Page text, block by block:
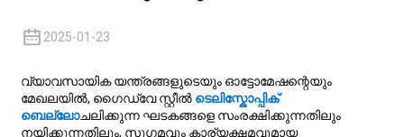
2025-01-23
വ്യാവസായിക യന്ത്രങ്ങളുടെയും ഓട്ടോമേഷന്റെയും
മേഖലയിൽ, ഗൈഡ്‌വേ സ്റ്റീൽ ടെലിസ്കോപ്പിക്
ബെല്ലോചലിക്കുന്ന ഘടകങ്ങളെ സംരക്ഷിക്കുന്നതിലും
നയിക്കുന്നതിലും, സുഗമവും കാര്യക്ഷമവുമായ